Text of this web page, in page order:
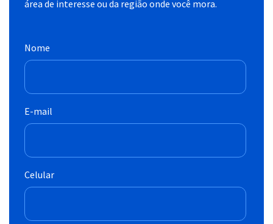
área de interesse ou da região onde você mora.
Nome
E-mail
Celular